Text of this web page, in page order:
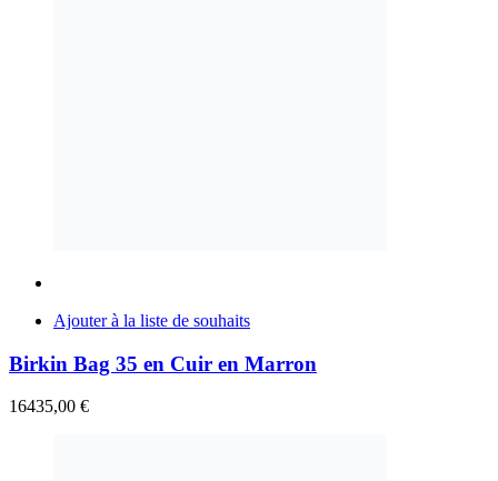
Ajouter à la liste de souhaits
Birkin Bag 35 en Cuir en Marron
16435,00 €